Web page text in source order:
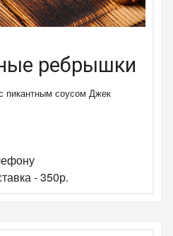
ребрышки
пикантным соусом Джек
- 350р.